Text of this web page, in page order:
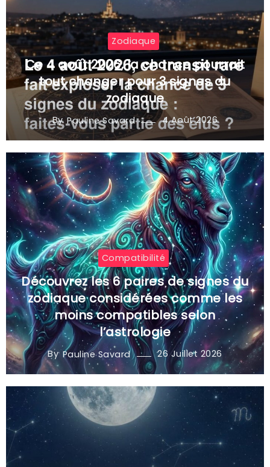
Zodiaque
Ce 4 août 2026, la chance pourrait
tout changer pour 3 signes du
zodiaque
By Pauline Savard 4 Août 2026
Compatibilité
Découvrez les 6 paires de signes du
zodiaque considérées comme les
moins compatibles selon
l’astrologie
By Pauline Savard 26 Juillet 2026